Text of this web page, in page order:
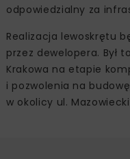
odpowiedzialny za
Realizacja lewoskrętu
przez dewelopera. Był
Krakowa na etapie
i pozwolenia na
w okolicy ul.